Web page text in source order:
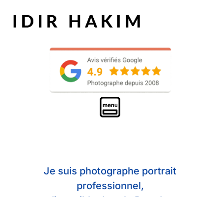
Je suis photographe portrait
professionnel,